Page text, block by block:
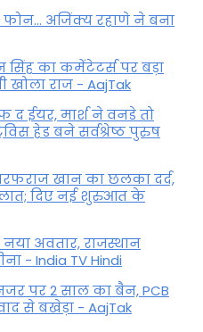
अजिंक्य रहाणे ने बना
का कमेंटेटर्स पर बड़ा
खोला राज - AajTak
द ईयर, मार्श ने वनडे तो
हेड बने सर्वश्रेष्ठ पुरुष
खान का छलका दर्द,
दिए नई शुरुआत के
अवतार, राजस्थान
- India TV Hindi
पर 2 साल का बैन, PCB
से बखेड़ा - AajTak